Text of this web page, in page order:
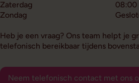
Zaterdag
Zondag
08:00
Heb je een vraag? Ons team helpt je
telefonisch bereikbaar tijdens
Neem telefonisch contact met ons